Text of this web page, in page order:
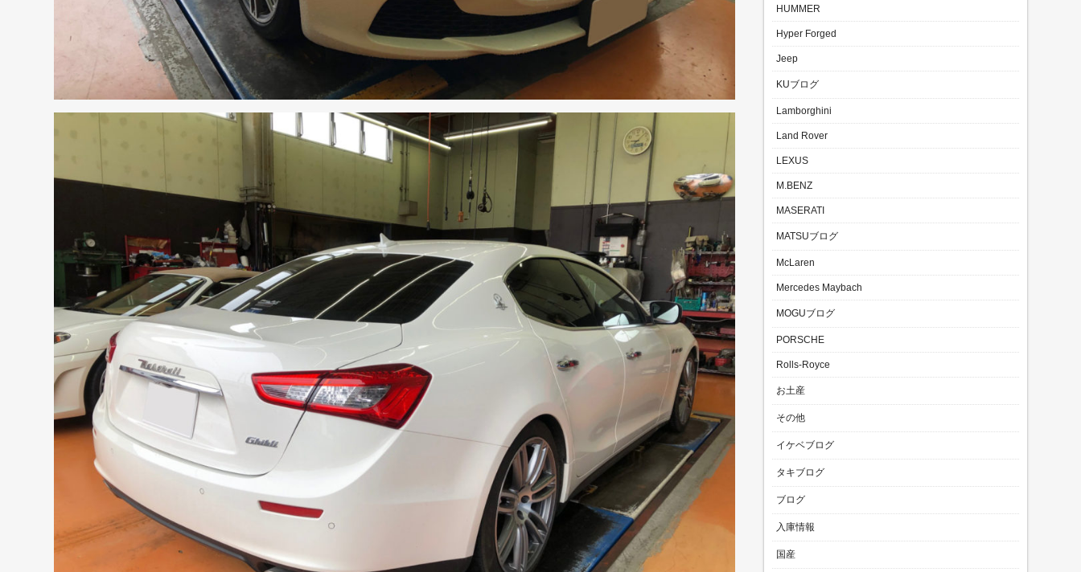
HUMMER
Hyper Forged
Jeep
KUブログ
Lamborghini
Land Rover
LEXUS
M.BENZ
MASERATI
MATSUブログ
McLaren
Mercedes Maybach
MOGUブログ
PORSCHE
Rolls-Royce
お土産
その他
イケベブログ
タキブログ
ブログ
入庫情報
国産